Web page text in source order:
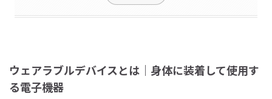
ウェアラブルデバイスとは｜身体に装着して使用す
る電子機器